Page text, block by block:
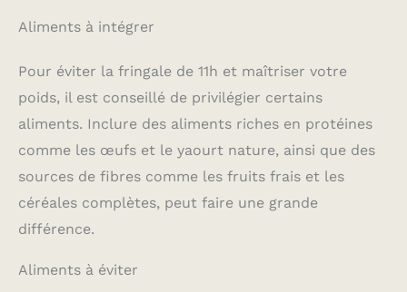
Aliments à intégrer
Pour éviter la fringale de 11h et maîtriser votre
poids, il est conseillé de privilégier certains
aliments. Inclure des aliments riches en protéines
comme les œufs et le yaourt nature, ainsi que des
sources de fibres comme les fruits frais et les
céréales complètes, peut faire une grande
différence.
Aliments à éviter